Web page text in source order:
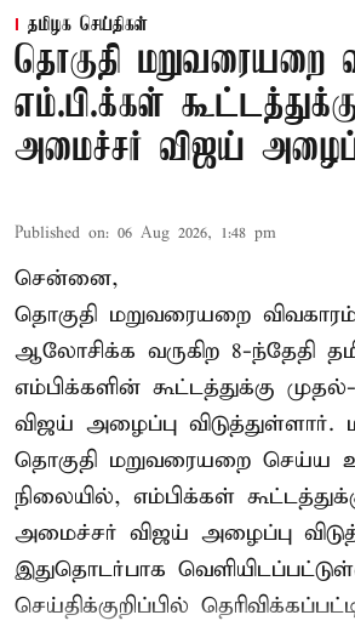
தமிழக செய்திகள்
தொகுதி மறுவரையறை
எம்.பி.க்கள்
அமைச்சர் விஜய்
Published on: 06 Aug 2026, 1:48 pm
சென்னை,
தொகுதி மறுவரையறை விவகாரம்
ஆலோசிக்க வருகிற 8-ந்தேதி
எம்பிக்களின் கூட்டத்துக்கு
விஜய் அழைப்பு விடுத்துள்ளார்.
தொகுதி மறுவரையறை செய்ய
நிலையில், எம்பிக்கள்
அமைச்சர் விஜய் அழைப்பு
இதுதொடர்பாக
செய்திக்குறிப்பில்